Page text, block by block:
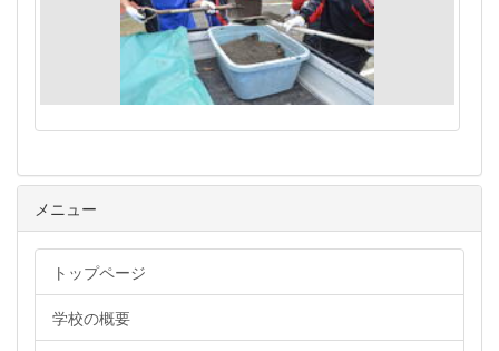
メニュー
トップページ
学校の概要